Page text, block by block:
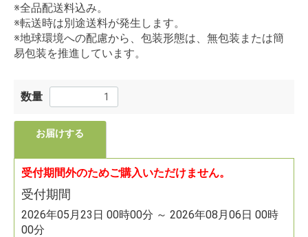
※全品配送料込み。
※転送時は別途送料が発生します。
※地球環境への配慮から、包装形態は、無包装または簡
易包装を推進しています。
数量
お届けする
受付期間外のためご購入いただけません。
受付期間
2026年05月23日 00時00分 ～ 2026年08月06日 00時
00分